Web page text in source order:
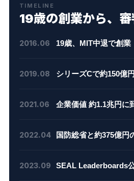
TIMELINE
19歳の創業から、
2016.06 19歳、MIT中退で創業
アレクサンドル・
し、YCombinatorの
にラベルを付ける——
2019.08 シリーズCで約150億
OpenAIをはじめと
顧客に。AIに「正解
組み（RLHF）——の
2021.06 企業価値 約1.1兆円に
シリーズEで約500
兆円企業に。AI企業
いう異名が定着した時
2022.04 国防総省と約375億円
米国国防総省のAI導
軍事AIの試験・評価
2023.09 SEAL Leaderboards